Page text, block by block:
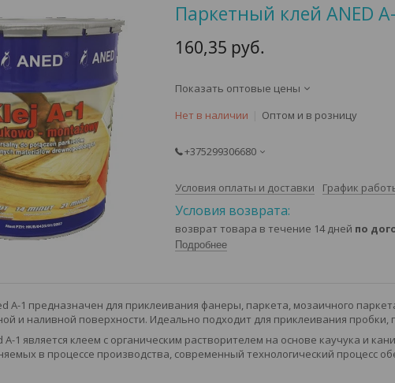
Паркетный клей ANED
160,35 руб.
Показать оптовые цены
Нет в наличии
Оптом и в розницу
+375299306680
Условия оплаты и доставки График
возврат товара в течение 14 дней по
Подробнее
A-1 предназначен для приклеивания фанеры, паркета, мозаичного
и наливной поверхности. Идеально подходит для приклеивания
1 является клеем с органическим растворителем на основе каучука и
в процессе производства, современный технологический процесс